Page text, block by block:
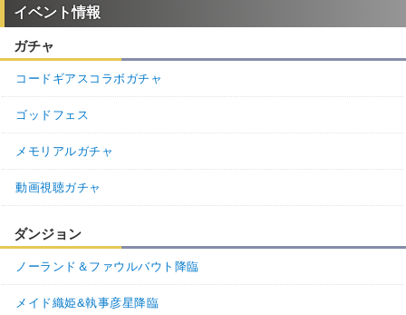
イベント情報
ガチャ
コードギアスコラボガチャ
ゴッドフェス
メモリアルガチャ
動画視聴ガチャ
ダンジョン
ノーランド＆ファウルバウト降臨
メイド織姫&執事彦星降臨